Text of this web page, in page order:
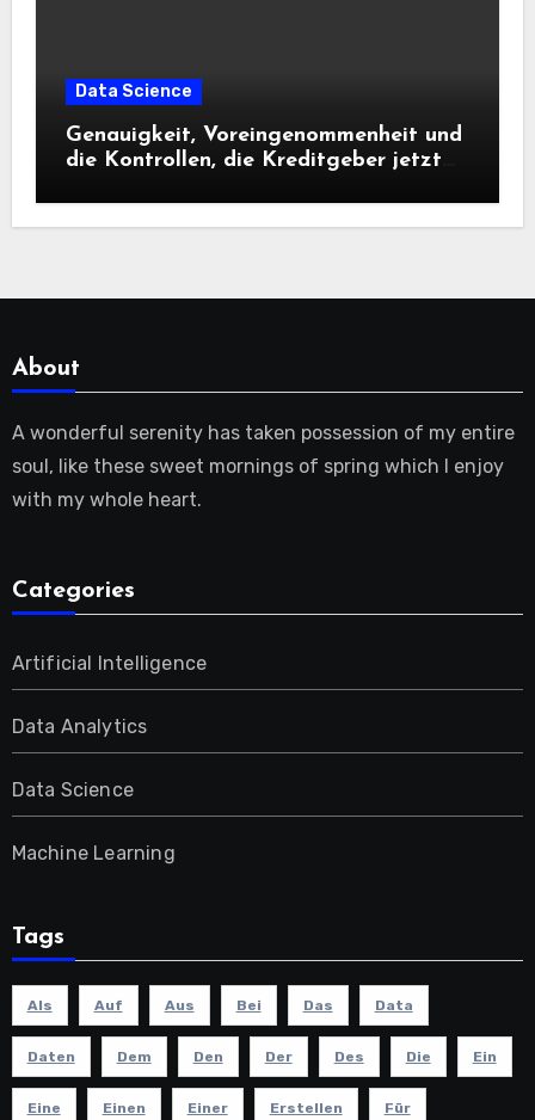
Data Science
Genauigkeit, Voreingenommenheit und
die Kontrollen, die Kreditgeber jetzt
About
A wonderful serenity has taken possession of my entire
soul, like these sweet mornings of spring which I enjoy
with my whole heart.
Categories
Artificial Intelligence
Data Analytics
Data Science
Machine Learning
Tags
Als Auf Aus Bei Das Data
Daten Dem Den Der Des Die Ein
Eine Einen Einer Erstellen Für